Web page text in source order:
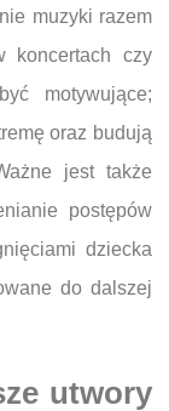
muzyki razem
koncertach czy
motywujące;
oraz budują
jest także
postępów
dziecka
do dalszej
utwory